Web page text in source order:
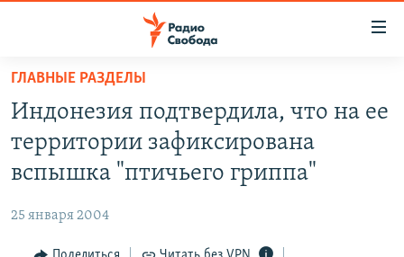
упрощенного
доступа
основному
Вернутся
ПОДКАСТЫ
АВТОРСКИЕ ПРОЕКТЫ
МНЕНИЯ
ГЛАВНЫЕ РАЗДЕЛЫ
Индонезия подтвердила, что на ее
территории зафиксирована
вспышка "птичьего гриппа"
25 января 2004